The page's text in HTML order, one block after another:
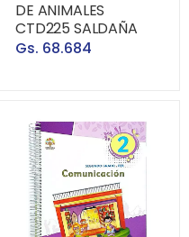
DE ANIMALES
CTD225 SALDAÑA
Gs. 68.684